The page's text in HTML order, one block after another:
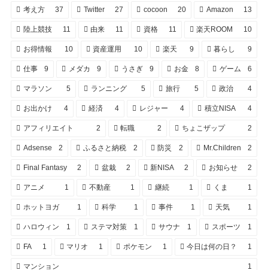
考え方 37 Twitter 27 cocoon 20 Amazon 13
陸上競技 11 由来 11 資格 11 楽天ROOM 10
お得情報 10 資産運用 10 楽天 9 暮らし 9
仕事 9 メダカ 9 うさぎ 9 お金 8 ゲーム 6
マラソン 5 ランニング 5 旅行 5 政治 4
お出かけ 4 経済 4 レジャー 4 積立NISA 4
アフィリエイト 2 転職 2 ちょこザップ 2
Adsense 2 ふるさと納税 2 防災 2 Mr.Children 2
Final Fantasy 2 盆栽 2 新NISA 2 お知らせ 2
アニメ 1 不動産 1 継続 1 くま 1
ホットヨガ 1 科学 1 事件 1 天気 1
ハロウィン 1 ステマ対策 1 サウナ 1 スポーツ 1
FA 1 マリオ 1 ポケモン 1 今日は何の日？ 1
マンション 1